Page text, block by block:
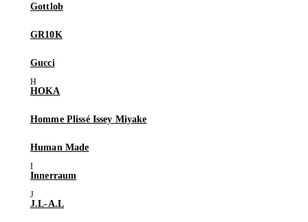
Gottlob
GR10K
Gucci
HOKA
Homme Plissé Issey Miyake
Human Made
Innerraum
J.L-A.L